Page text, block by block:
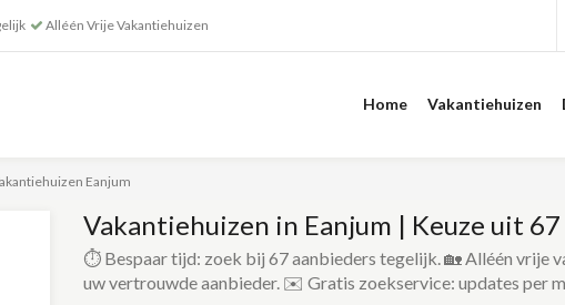
Alléén Vrije Vakantiehuizen
Home Vakantiehuizen
Eanjum
Vakantiehuizen in Eanjum | Keuze uit
⏱️ Bespaar tijd: zoek bij 67 aanbieders tegelijk. 🏡 Alléén vrije
uw vertrouwde aanbieder. ✉️ Gratis zoekservice: updates per